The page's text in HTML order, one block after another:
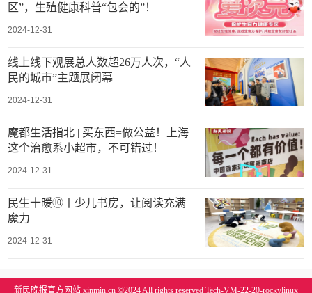
区”，生殖健康科普“包会的”！
2024-12-31
线上线下观展总人数超26万人次，“人
民的城市”主题展闭幕
2024-12-31
魔都生活指北 | 买东西=做公益！上海
这个治愈系小超市，不可错过！
2024-12-31
民生十暖⑩丨少儿书房，让阅读充满
魔力
2024-12-31
新民晚报官方网站 xinmin.cn ©2024 All rights reserved Tech-VM-22-20-rockylinux